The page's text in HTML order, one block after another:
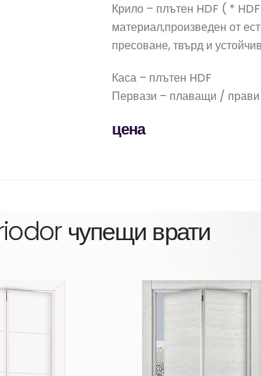
Крило – плътен HDF ( *
материал,произведен от
пресоване, твърд и
Каса – плътен HDF
Первази – плаващи /
цена
чупещи врати